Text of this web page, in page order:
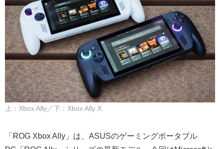
上：Xbox Ally／下：Xbox Ally X
「ROG Xbox Ally」は、ASUSのゲーミングポータブル